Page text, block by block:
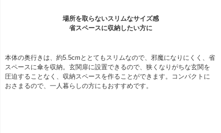
場所を取らないスリムなサイズ感
省スペースに収納したい方に
本体の奥行きは、約5.5cmととてもスリムなので、邪魔になりにくく、省
スペースに傘を収納。玄関扉に設置できるので、狭くなりがちな玄関を
圧迫することなく、収納スペースを作ることができます。コンパクトに
おさまるので、一人暮らしの方にもおすすめです。